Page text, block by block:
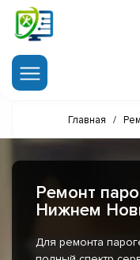
Главная /
Ремонт
Нижнем
Для ремонта